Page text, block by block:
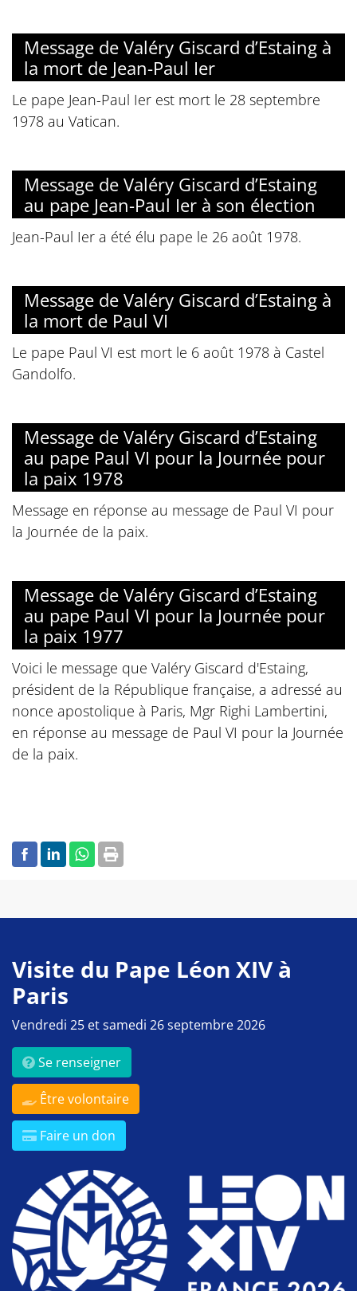
Message de Valéry Giscard d’Estaing à
la mort de Jean-Paul Ier
Le pape Jean-Paul Ier est mort le 28 septembre
1978 au Vatican.
Message de Valéry Giscard d’Estaing
au pape Jean-Paul Ier à son élection
Jean-Paul Ier a été élu pape le 26 août 1978.
Message de Valéry Giscard d’Estaing à
la mort de Paul VI
Le pape Paul VI est mort le 6 août 1978 à Castel
Gandolfo.
Message de Valéry Giscard d’Estaing
au pape Paul VI pour la Journée pour
la paix 1978
Message en réponse au message de Paul VI pour
la Journée de la paix.
Message de Valéry Giscard d’Estaing
au pape Paul VI pour la Journée pour
la paix 1977
Voici le message que Valéry Giscard d'Estaing,
président de la République française, a adressé au
nonce apostolique à Paris, Mgr Righi Lambertini,
en réponse au message de Paul VI pour la Journée
de la paix.
Visite du Pape Léon XIV à
Paris
Vendredi 25 et samedi 26 septembre 2026
Se renseigner
Être volontaire
Faire un don